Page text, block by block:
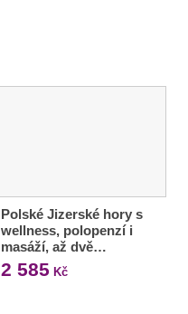
Polské Jizerské hory s
wellness, polopenzí i
masáží, až dvě…
2 585 Kč